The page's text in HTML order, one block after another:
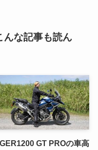
んな記事も読ん
GT PROの車高